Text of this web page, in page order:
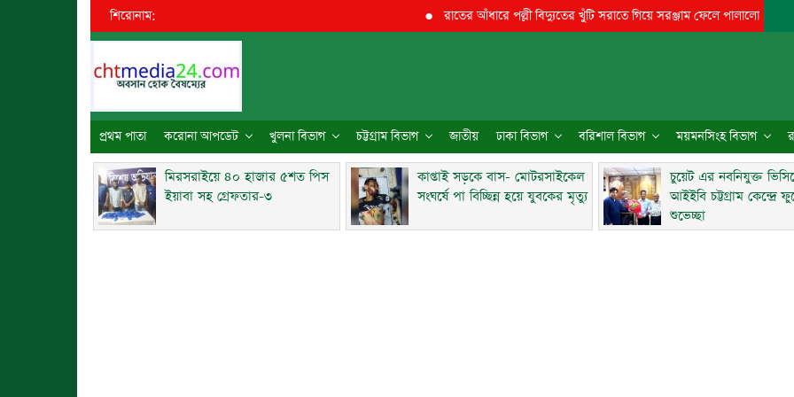
শিরোনাম: রাতের আঁধারে পল্লী বিদ্যুতের খুঁটি সরাতে গিয়ে সরঞ্জাম ফেলে পালালো●
প্রথম পাতা করোনা আপডেট খুলনা বিভাগ চট্টগ্রাম বিভাগ জাতীয় ঢাকা বিভাগ বরিশাল বিভাগ ময়মনসিংহ বিভাগ
মিরসরাইয়ে ৪০ হাজার ৫শত পিস
ইয়াবা সহ গ্রেফতার-৩
কাপ্তাই সড়কে বাস- মোটরসাইকেল
সংঘর্ষে পা বিচ্ছিন্ন হয়ে যুবকের মৃত্যু
চুয়েট এর নবনিযুক্ত
আইইবি চট্টগ্রাম কেন্দ্রে
শুভেচ্ছা